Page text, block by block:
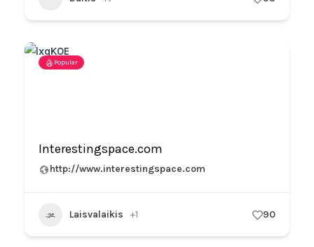
Popular
Interestingspace.com
http://www.interestingspace.com
Laisvalaikis +1 90